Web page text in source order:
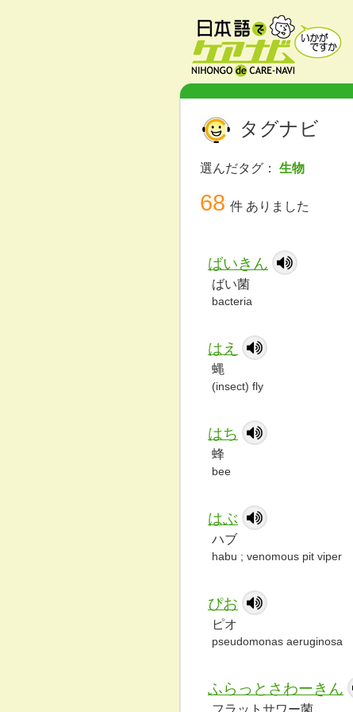
タグナビ
選んだタグ： 生物
68 件 ありました
ばいきん
ばい菌
bacteria
はえ
蝿
(insect) fly
はち
蜂
bee
はぶ
ハブ
habu ; venomous pit viper
ぴお
ピオ
pseudomonas aeruginosa
ふらっとさわーきん
フラットサワー菌